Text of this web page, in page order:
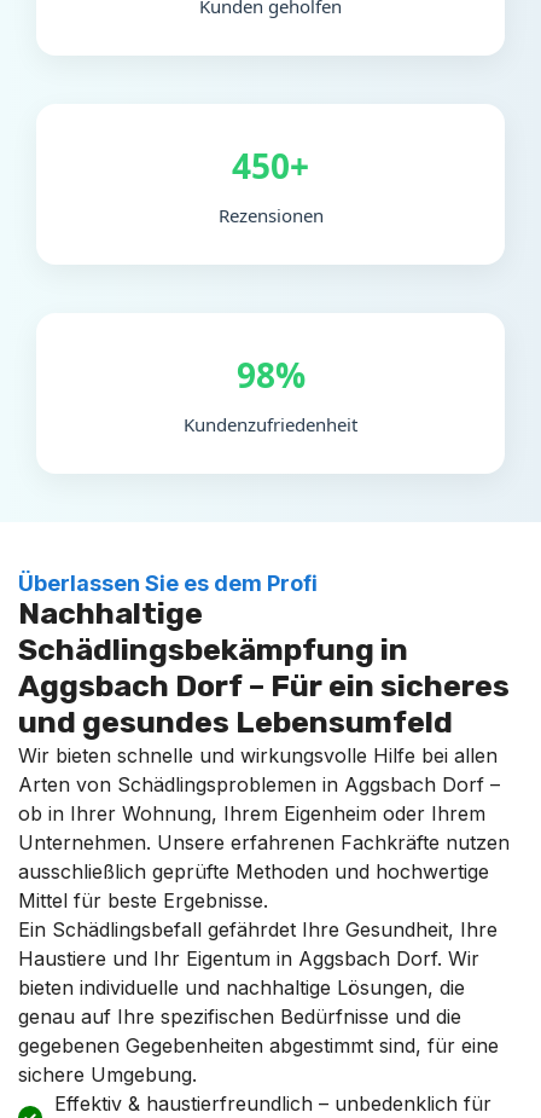
Kunden geholfen
450+
Rezensionen
98%
Kundenzufriedenheit
Überlassen Sie es dem Profi
Nachhaltige
Schädlingsbekämpfung in
Aggsbach Dorf – Für ein sicheres
und gesundes Lebensumfeld
Wir bieten schnelle und wirkungsvolle Hilfe bei allen
Arten von Schädlingsproblemen in Aggsbach Dorf –
ob in Ihrer Wohnung, Ihrem Eigenheim oder Ihrem
Unternehmen. Unsere erfahrenen Fachkräfte nutzen
ausschließlich geprüfte Methoden und hochwertige
Mittel für beste Ergebnisse.
Ein Schädlingsbefall gefährdet Ihre Gesundheit, Ihre
Haustiere und Ihr Eigentum in Aggsbach Dorf. Wir
bieten individuelle und nachhaltige Lösungen, die
genau auf Ihre spezifischen Bedürfnisse und die
gegebenen Gegebenheiten abgestimmt sind, für eine
sichere Umgebung.
Effektiv & haustierfreundlich – unbedenklich für